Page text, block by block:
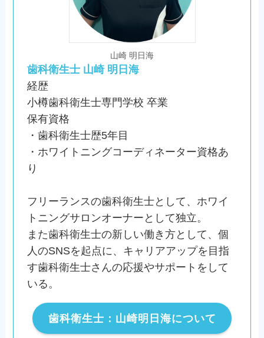
山崎 明日海
歯科衛生士 山崎 明日海
経歴
小樽歯科衛生士専門学校 卒業
保有資格
・歯科衛生士歴5年目
・ホワイトニングコーディネーター資格あ
り
フリーランスの歯科衛生士として、ホワイ
トニングサロンオーナーとして独立。
また歯科衛生士の新しい働き方として、個
人のSNSを起点に、キャリアアップを目指
す歯科衛生士さんの応援やサポートをして
いる。
歯科衛生士：山崎明日海について